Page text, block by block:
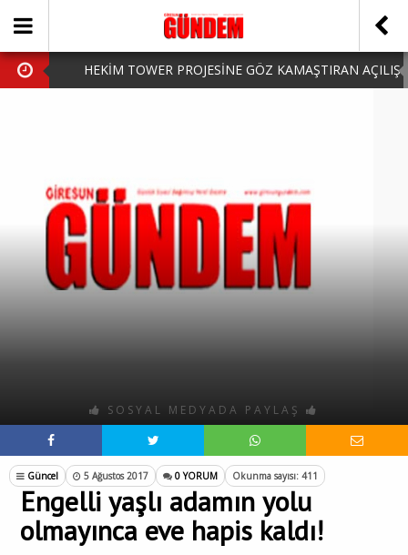
HEKİM TOWER PROJESİNE GÖZ KAMAŞTIRAN AÇILIŞ
HARUN CİCİ: VİDEOYU GÖRÜNCE GÖZLERİM DOLDU
SOSYAL MEDYADA PAYLAŞ
Güncel 5 Ağustos 2017 0 YORUM Okunma sayısı: 411
Engelli yaşlı adamın yolu
olmayınca eve hapis kaldı!